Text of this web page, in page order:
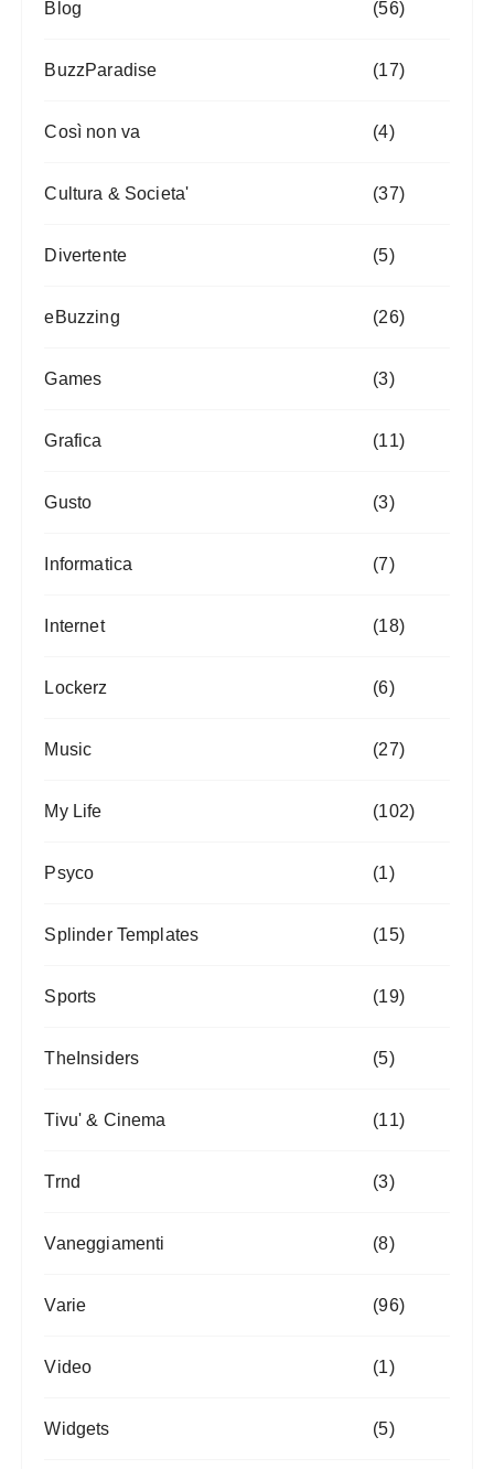
Blog (56)
BuzzParadise (17)
Così non va (4)
Cultura & Societa' (37)
Divertente (5)
eBuzzing (26)
Games (3)
Grafica (11)
Gusto (3)
Informatica (7)
Internet (18)
Lockerz (6)
Music (27)
My Life (102)
Psyco (1)
Splinder Templates (15)
Sports (19)
TheInsiders (5)
Tivu' & Cinema (11)
Trnd (3)
Vaneggiamenti (8)
Varie (96)
Video (1)
Widgets (5)